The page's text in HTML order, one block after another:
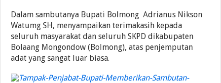
Dalam sambutanya Bupati Bolmong Adrianus Nikson
Watumg SH, menyampaikan terimakasih kepada
seluruh masyarakat dan seluruh SKPD dikabupaten
Bolaang Mongondow (Bolmong), atas penjemputan
adat yang sangat luar biasa.